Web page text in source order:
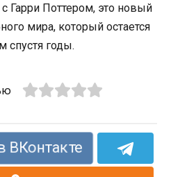
Гарри Поттером, это новый
мира, который остается
годы.
ВКонтакте